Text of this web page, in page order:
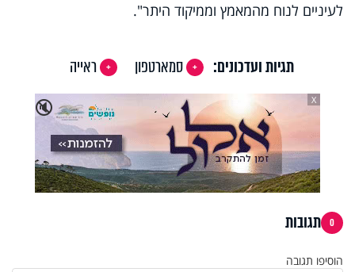
לעיניים לנוח מהמאמץ וממיקוד היתר".
תגיות ועדכונים: סמארטפון
ראייה
🔇
X
0 תגובות
הוסיפו תגובה